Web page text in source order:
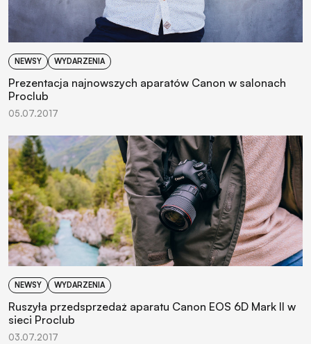
NEWSY WYDARZENIA
Prezentacja najnowszych aparatów Canon w salonach
Proclub
05.07.2017
NEWSY WYDARZENIA
Ruszyła przedsprzedaż aparatu Canon EOS 6D Mark II w
sieci Proclub
03.07.2017